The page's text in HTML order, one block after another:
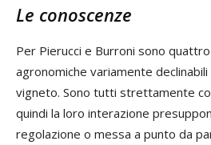
Le conoscenze
Per Pierucci e Burroni sono
agronomiche variamente
vigneto. Sono tutti strettamente
quindi la loro interazione
regolazione o messa a punto da